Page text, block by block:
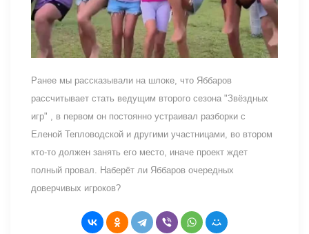
Ранее мы рассказывали на шлоке, что Яббаров
рассчитывает стать ведущим второго сезона "Звёздных
игр" , в первом он постоянно устраивал разборки с
Еленой Тепловодской и другими участницами, во втором
кто-то должен занять его место, иначе проект ждет
полный провал. Наберёт ли Яббаров очередных
доверчивых игроков?